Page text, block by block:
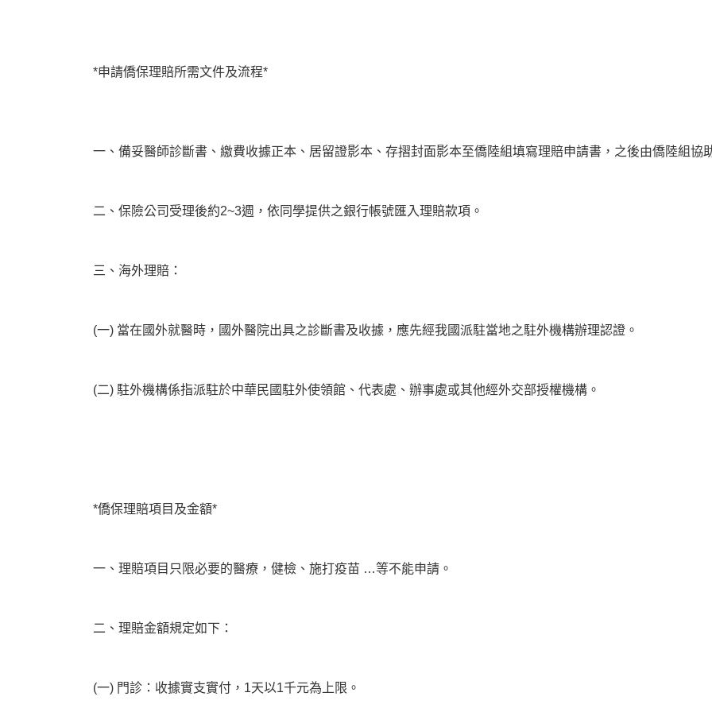
*申請僑保理賠所需文件及流程*
一、備妥醫師診斷書、繳費收據正本、居留證影本、存摺封面影本至僑陸組填寫理賠申請書，之後由僑陸組協
二、保險公司受理後約2~3週，依同學提供之銀行帳號匯入理賠款項。
三、海外理賠：
(一) 當在國外就醫時，國外醫院出具之診斷書及收據，應先經我國派駐當地之駐外機構辦理認證。
(二) 駐外機構係指派駐於中華民國駐外使領館、代表處、辦事處或其他經外交部授權機構。
*僑保理賠項目及金額*
一、理賠項目只限必要的醫療，健檢、施打疫苗 …等不能申請。
二、理賠金額規定如下：
(一) 門診：收據實支實付，1天以1千元為上限。